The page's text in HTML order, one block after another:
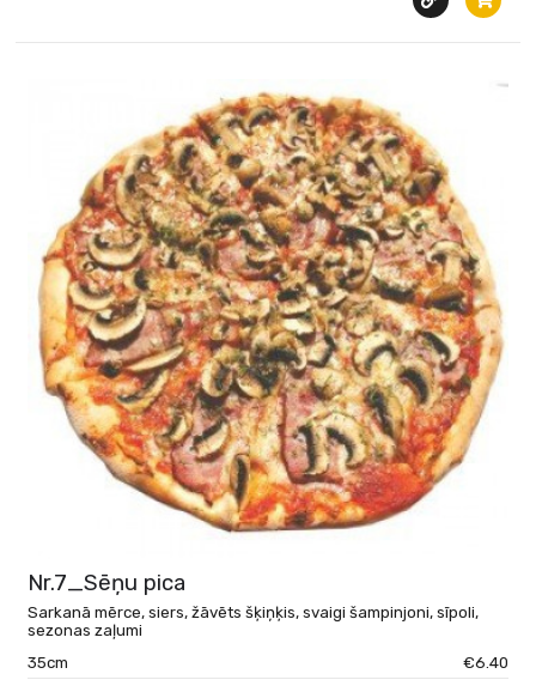
Nr.7_Sēņu pica
Sarkanā mērce, siers, žāvēts šķiņķis, svaigi šampinjoni, sīpoli,
sezonas zaļumi
35cm
€6.40